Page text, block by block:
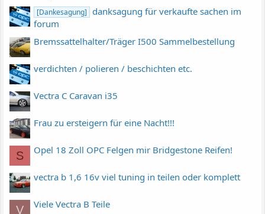
[Dankesagung]
danksagung für verkaufte sachen im
forum
Bremssattelhalter/Träger I500 Sammelbestellung
verdichten / polieren / beschichten etc.
Vectra C Caravan i35
Frau zu ersteigern für eine Nacht!!!
S Opel 18 Zoll OPC Felgen mir Bridgestone Reifen!
vectra b 1,6 16v viel tuning in teilen oder komplett
V Viele Vectra B Teile